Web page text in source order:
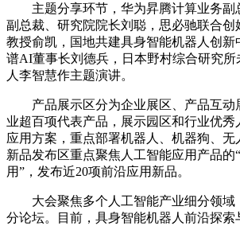
主题分享环节，华为昇腾计算业务副
副总裁、研究院院长刘聪，思必驰联合创
教授俞凯，国地共建具身智能机器人创新
谱AI董事长刘德兵，日本野村综合研究
人李智慧作主题演讲。
产品展示区分为企业展区、产品互动
业超百项代表产品，展示园区和行业优秀
应用方案，重点部署机器人、机器狗、无
新品发布区重点聚焦人工智能应用产品的
用”，发布近20项前沿应用新品。
大会聚焦多个人工智能产业细分领域
分论坛。目前，具身智能机器人前沿探索